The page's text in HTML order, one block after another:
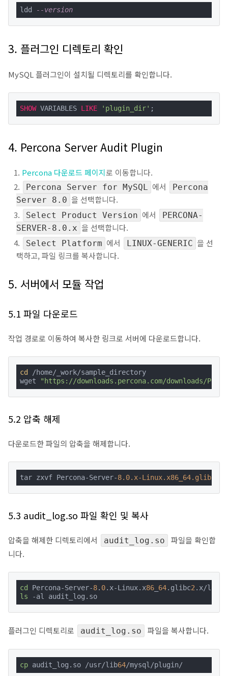
ldd --version
3. 플러그인 디렉토리 확인
MySQL 플러그인이 설치될 디렉토리를 확인합니다.
SHOW VARIABLES LIKE 'plugin_dir' ;
4. Percona Server Audit Plugin
Percona 다운로드 페이지로 이동합니다.
Percona Server for MySQL 에서
Percona
Server 8.0 을 선택합니다.
Select Product Version 에서
PERCONA-
SERVER-8.0.x 을 선택합니다.
Select Platform 에서 LINUX-GENERIC 을 선
택하고, 파일 링크를 복사합니다.
5. 서버에서 모듈 작업
5.1 파일 다운로드
작업 경로로 이동하여 복사한 링크로 서버에 다운로드합니다.
cd
/home/_work/sample_directory
wget
"https://downloads.percona.com/downloads/
5.2 압축 해제
다운로드한 파일의 압축을 해제합니다.
tar zxvf Percona-Server-8.0.x-Linux.x86_64.glibc2
5.3 audit_log.so 파일 확인 및 복사
압축을 해제한 디렉토리에서 audit_log.so
파일을 확인합
니다.
cd Percona-Server-8. 0.x-Linux.x86 64.glibc2
ls -al audit_log.so
플러그인 디렉토리로 audit_log.so 파일을 복사합니다.
cp audit_log.so /usr/lib64/mysql/plugin/